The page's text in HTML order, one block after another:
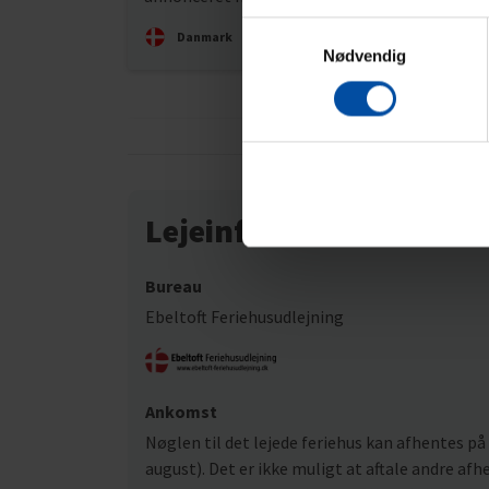
Nødvendig
Danmark
Lejeinformation
Bureau
Ebeltoft Feriehusudlejning
Ankomst
Nøglen til det lejede feriehus kan afhentes
august). Det er ikke muligt at aftale andre